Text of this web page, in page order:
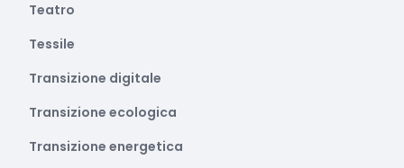
Teatro
Tessile
Transizione digitale
Transizione ecologica
Transizione energetica